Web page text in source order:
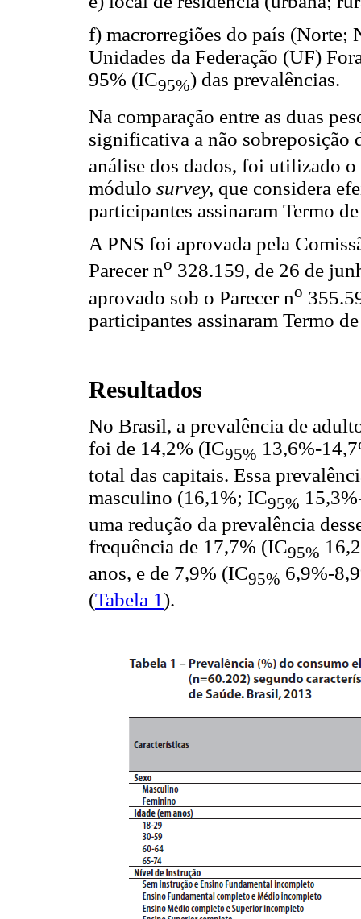
f) macrorregiões do país (Norte;
Unidades da Federação (UF)
95% (IC95%) das prevalências.
Na comparação entre as duas
significativa a não sobreposição
análise dos dados, foi utilizado o
módulo survey, que considera
participantes assinaram Termo
A PNS foi aprovada pela
Parecer no 328.159, de 26 de
aprovado sob o Parecer no
participantes assinaram Termo
Resultados
No Brasil, a prevalência de
foi de 14,2% (IC95% 13,6%-
total das capitais. Essa
masculino (16,1%; IC95%
uma redução da prevalência
frequência de 17,7% (IC95%
anos, e de 7,9% (IC95% 6,9%-
(Tabela 1).